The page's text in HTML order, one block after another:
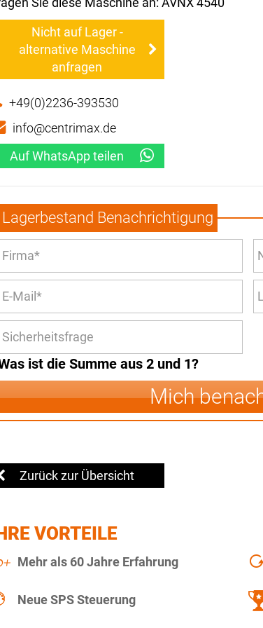
Nicht auf Lager -
alternative Maschine
anfragen
+49(0)2236-393530
info@centrimax.de
Auf WhatsApp teilen
Lagerbestand Benachrichtigung
ist die Summe aus 2 und 1?
Mich
Zurück zur Übersicht
VORTEILE
Mehr als 60 Jahre Erfahrung
Neue SPS Steuerung